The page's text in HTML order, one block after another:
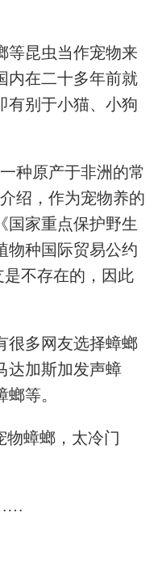
等昆虫当作宠物来
内在二十多年前就
有别于小猫、小狗
种原产于非洲的常
绍，作为宠物养的
国家重点保护野生
物种国际贸易公约
是不存在的，因此
很多网友选择蟑螂
达加斯加发声蟑
等。
物蟑螂，太冷门